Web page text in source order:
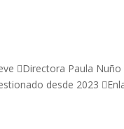
Directora Paula
desde 2023